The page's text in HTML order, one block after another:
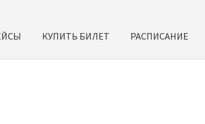
КУПИТЬ БИЛЕТ РАСПИСАНИЕ